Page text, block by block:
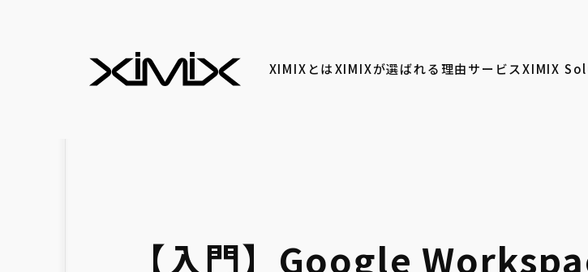
XIMIXとはXIMIXが選ばれる理由サービスXIMIX
【入門】Google